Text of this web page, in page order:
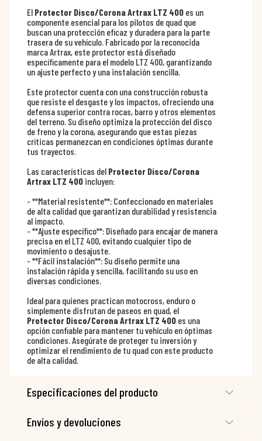
El Protector Disco/Corona Artrax LTZ 400 es un
componente esencial para los pilotos de quad que
buscan una protección eficaz y duradera para la parte
trasera de su vehículo. Fabricado por la reconocida
marca Artrax, este protector está diseñado
específicamente para el modelo LTZ 400, garantizando
un ajuste perfecto y una instalación sencilla.
Este protector cuenta con una construcción robusta
que resiste el desgaste y los impactos, ofreciendo una
defensa superior contra rocas, barro y otros elementos
del terreno. Su diseño optimiza la protección del disco
de freno y la corona, asegurando que estas piezas
críticas permanezcan en condiciones óptimas durante
tus trayectos.
Las características del Protector Disco/Corona
Artrax LTZ 400 incluyen:
- **Material resistente**: Confeccionado en materiales
de alta calidad que garantizan durabilidad y resistencia
al impacto.
- **Ajuste específico**: Diseñado para encajar de manera
precisa en el LTZ 400, evitando cualquier tipo de
movimiento o desajuste.
- **Fácil instalación**: Su diseño permite una
instalación rápida y sencilla, facilitando su uso en
diversas condiciones.
Ideal para quienes practican motocross, enduro o
simplemente disfrutan de paseos en quad, el
Protector Disco/Corona Artrax LTZ 400 es una
opción confiable para mantener tu vehículo en óptimas
condiciones. Asegúrate de proteger tu inversión y
optimizar el rendimiento de tu quad con este producto
de alta calidad.
Especificaciones del producto
Envíos y devoluciones